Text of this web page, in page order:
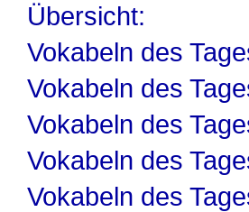
Übersicht:
Vokabeln des
Vokabeln des
Vokabeln des
Vokabeln des
Vokabeln des